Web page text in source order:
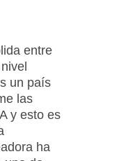
entre
un país
las
y esto es
ha